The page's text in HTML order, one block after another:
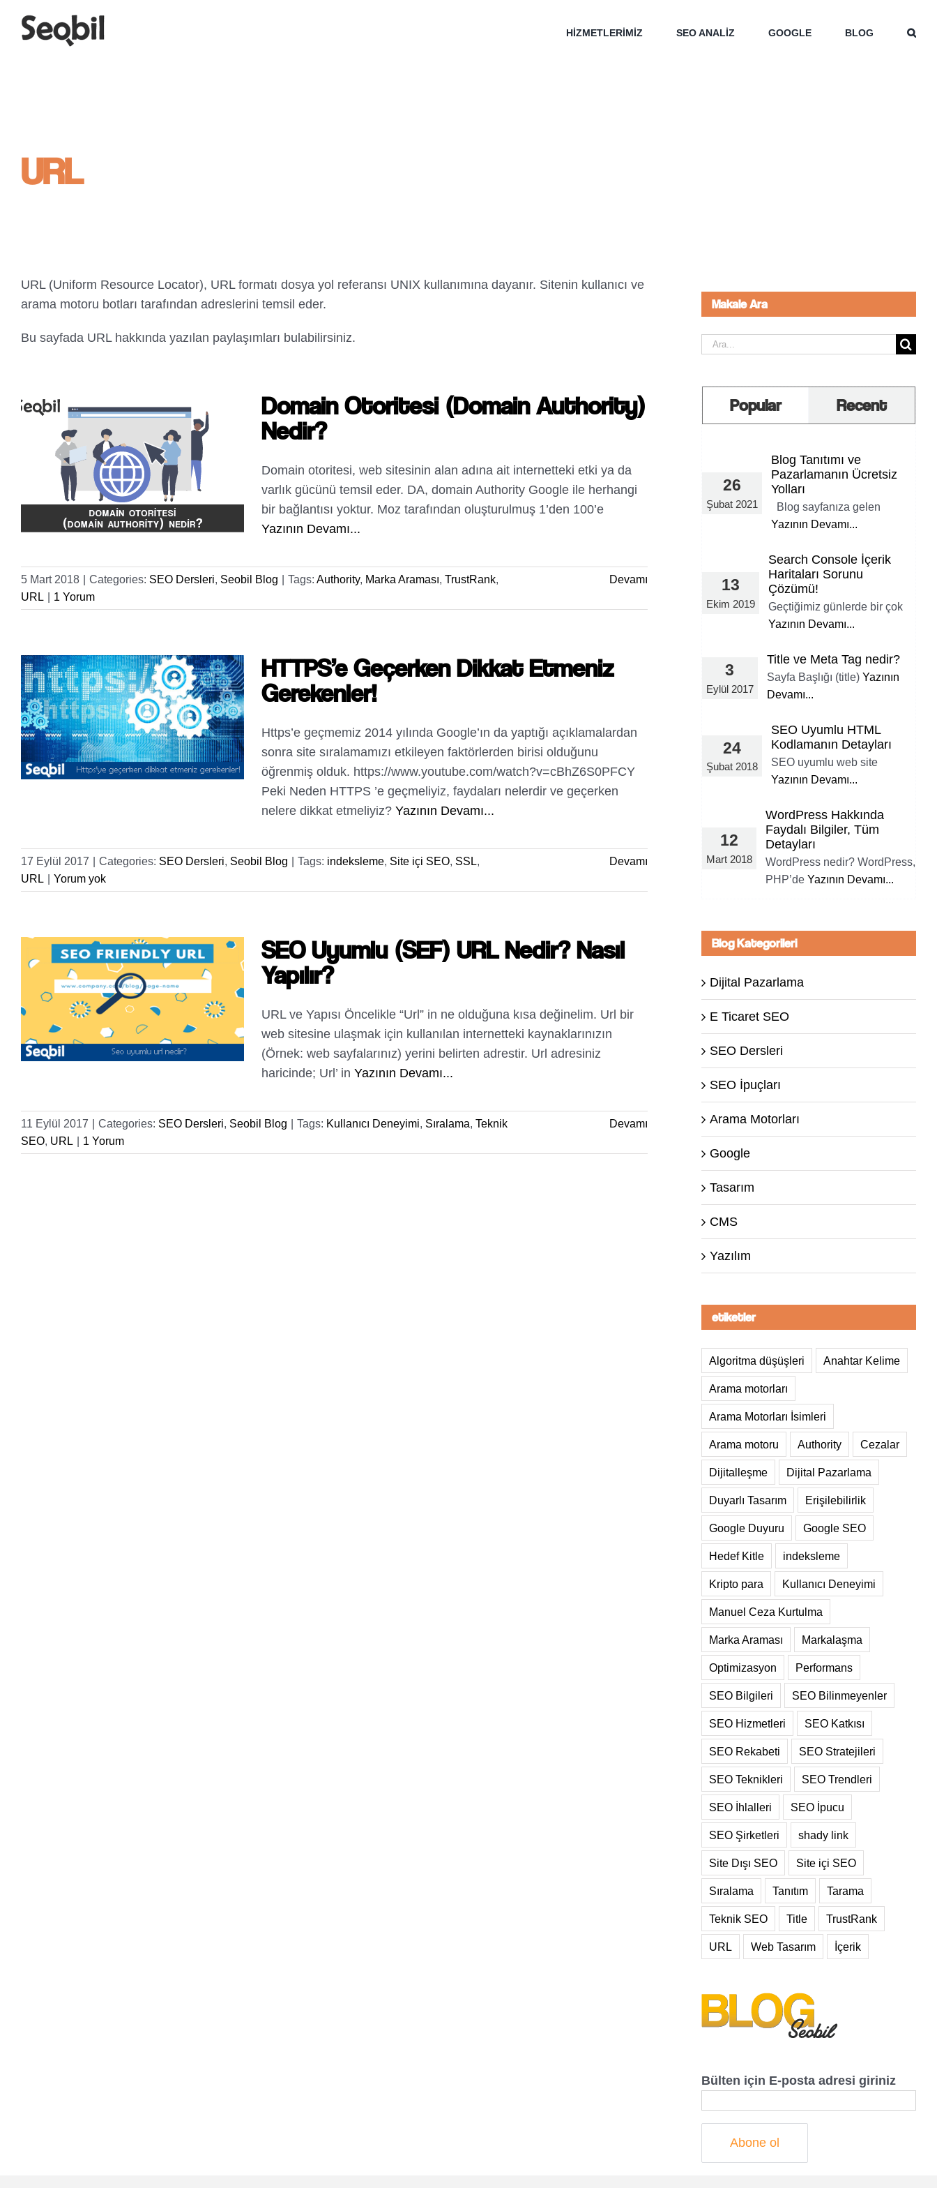
HİZMETLERİMİZ SEO ANALİZ GOOGLE BLOG
URL
URL (Uniform Resource Locator), URL formatı dosya yol referansı UNIX kullanımına dayanır. Sitenin kullanıcı ve
arama motoru botları tarafından adreslerini temsil eder.
Bu sayfada URL hakkında yazılan paylaşımları bulabilirsiniz.
Domain Otoritesi (Domain Authority)
Nedir?
Domain otoritesi, web sitesinin alan adına ait internetteki etki ya da
varlık gücünü temsil eder. DA, domain Authority Google ile herhangi
bir bağlantısı yoktur. Moz tarafından oluşturulmuş 1’den 100’e
Yazının Devamı...
5 Mart 2018 Categories: SEO Dersleri, Seobil Blog Tags: Authority, Marka Araması, TrustRank,
URL
1 Yorum
Devamı
HTTPS’e Geçerken Dikkat Etmeniz
Gerekenler!
Https’e geçmemiz 2014 yılında Google’ın da yaptığı açıklamalardan
sonra site sıralamamızı etkileyen faktörlerden birisi olduğunu
öğrenmiş olduk. https://www.youtube.com/watch?v=cBhZ6S0PFCY
Peki Neden HTTPS ’e geçmeliyiz, faydaları nelerdir ve geçerken
nelere dikkat etmeliyiz? Yazının Devamı...
17 Eylül 2017 Categories: SEO Dersleri, Seobil Blog Tags: indeksleme, Site içi SEO, SSL,
URL
Yorum yok
Devamı
SEO Uyumlu (SEF) URL Nedir? Nasıl
Yapılır?
URL ve Yapısı Öncelikle “Url” in ne olduğuna kısa değinelim. Url bir
web sitesine ulaşmak için kullanılan internetteki kaynaklarınızın
(Örnek: web sayfalarınız) yerini belirten adrestir. Url adresiniz
haricinde; Url’ in Yazının Devamı...
11 Eylül 2017 Categories: SEO Dersleri, Seobil Blog Tags: Kullanıcı Deneyimi, Sıralama, Teknik
SEO, URL 1 Yorum
Devamı
Makale Ara
Ara:
Popular Recent
26
Şubat 2021
Blog Tanıtımı ve
Pazarlamanın Ücretsiz
Yolları
Blog sayfanıza gelen
Yazının Devamı...
13
Ekim 2019
Search Console İçerik
Haritaları Sorunu
Çözümü!
Geçtiğimiz günlerde bir çok
Yazının Devamı...
3
Eylül 2017
Title ve Meta Tag nedir?
Sayfa Başlığı (title) Yazının
Devamı...
24
Şubat 2018
SEO Uyumlu HTML
Kodlamanın Detayları
SEO uyumlu web site
Yazının Devamı...
12
Mart 2018
WordPress Hakkında
Faydalı Bilgiler, Tüm
Detayları
WordPress nedir? WordPress,
PHP’de Yazının Devamı...
Blog Kategorileri
Dijital Pazarlama
E Ticaret SEO
SEO Dersleri
SEO İpuçları
Arama Motorları
Google
Tasarım
CMS
Yazılım
etiketler
Algoritma düşüşleri Anahtar Kelime
Arama motorları
Arama Motorları İsimleri
Arama motoru Authority Cezalar
Dijitalleşme Dijital Pazarlama
Duyarlı Tasarım Erişilebilirlik
Google Duyuru Google SEO
Hedef Kitle indeksleme
Kripto para Kullanıcı Deneyimi
Manuel Ceza Kurtulma
Marka Araması Markalaşma
Optimizasyon Performans
SEO Bilgileri SEO Bilinmeyenler
SEO Hizmetleri SEO Katkısı
SEO Rekabeti SEO Stratejileri
SEO Teknikleri SEO Trendleri
SEO İhlalleri SEO İpucu
SEO Şirketleri shady link
Site Dışı SEO Site içi SEO
Sıralama Tanıtım Tarama
Teknik SEO Title TrustRank
URL Web Tasarım İçerik
Bülten için E-posta adresi giriniz